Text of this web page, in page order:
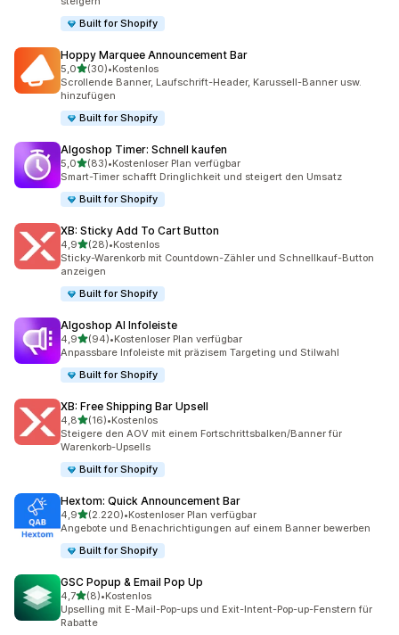
Built for Shopify
Hoppy Marquee Announcement Bar
5,0von 5 Sternen
(30)
30 Rezensionen insgesamt
•Kostenlos
Scrollende Banner, Laufschrift-Header, Karussell-Banner usw.
hinzufügen
Built for Shopify
Algoshop Timer: Schnell kaufen
5,0von 5 Sternen
(83)
83 Rezensionen insgesamt
•Kostenloser Plan verfügbar
Smart-Timer schafft Dringlichkeit und steigert den Umsatz
Built for Shopify
XB: Sticky Add To Cart Button
4,9von 5 Sternen
(28)
28 Rezensionen insgesamt
•Kostenlos
Sticky-Warenkorb mit Countdown-Zähler und Schnellkauf-Button
anzeigen
Built for Shopify
Algoshop AI Infoleiste
4,9von 5 Sternen
(94)
94 Rezensionen insgesamt
•Kostenloser Plan verfügbar
Anpassbare Infoleiste mit präzisem Targeting und Stilwahl
Built for Shopify
XB: Free Shipping Bar Upsell
4,8von 5 Sternen
(16)
16 Rezensionen insgesamt
•Kostenlos
Steigere den AOV mit einem Fortschrittsbalken/Banner für
Warenkorb-Upsells
Built for Shopify
Hextom: Quick Announcement Bar
4,9von 5 Sternen
(2.220)
2220 Rezensionen insgesamt
•Kostenloser Plan verfügbar
Angebote und Benachrichtigungen auf einem Banner bewerben
Built for Shopify
GSC Popup & Email Pop Up
4,7von 5 Sternen
(8)
8 Rezensionen insgesamt
•Kostenlos
Upselling mit E-Mail-Pop-ups und Exit-Intent-Pop-up-Fenstern für
Rabatte